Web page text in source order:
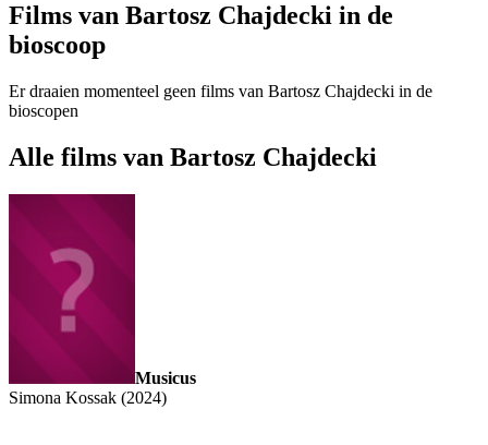
Films van Bartosz Chajdecki in de
bioscoop
Er draaien momenteel geen films van Bartosz Chajdecki in de
bioscopen
Alle films van Bartosz Chajdecki
Musicus
Simona Kossak (2024)